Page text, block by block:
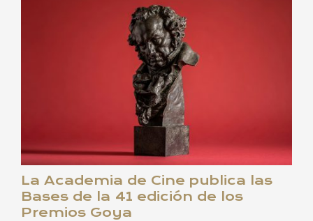
La Academia de Cine publica las
Bases de la 41 edición de los
Premios Goya